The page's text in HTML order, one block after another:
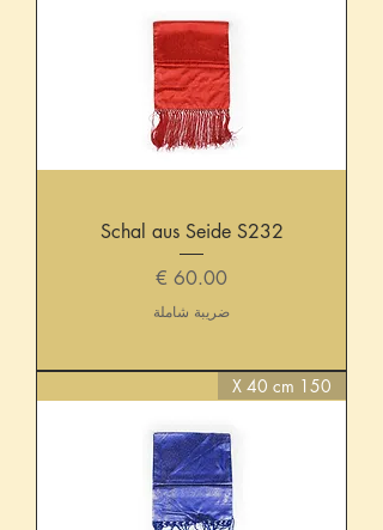
Schal aus Seide S232
السعر
ضريبة شاملة
150 X 40 cm